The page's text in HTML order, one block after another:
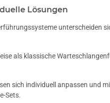
Lösungen
unterscheiden
als klassische
sich individuell anpassen und
Sets.